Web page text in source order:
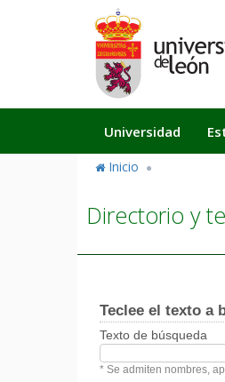
principal
Universidad
Inicio
Directorio y